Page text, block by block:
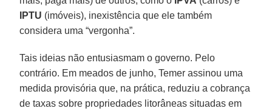
IPTU (imóveis), inexistência que ele também
considera uma “vergonha”.
Tais ideias não entusiasmam o governo. Pelo
contrário. Em meados de junho, Temer assinou uma
medida provisória que, na prática, reduziu a cobrança
de taxas sobre propriedades litorâneas situadas em